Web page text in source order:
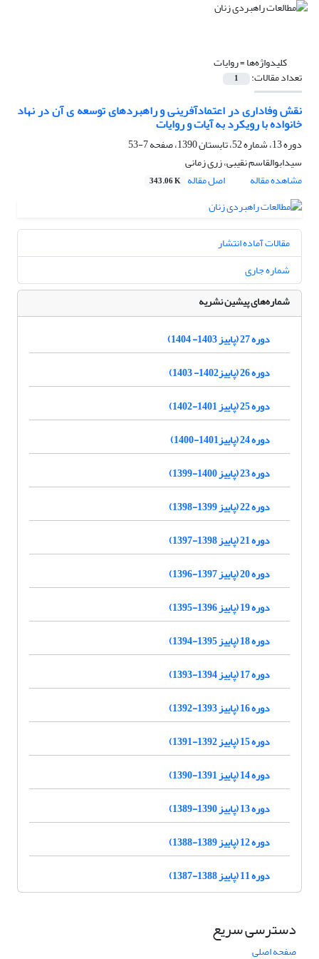
کلیدواژه‌ها =روایات
تعداد مقالات: 1
نقش وفاداری در اعتمادآفرینی و راهبردهای توسعه ی آن در نهاد
خانواده با رویکرد به آیات و روایات
دوره 13، شماره 52، تابستان 1390، صفحه
7-53
سیدابوالقاسم نقیبی، زری زمانی
مشاهده مقاله
اصل مقاله 343.06 K
مقالات آماده انتشار
شماره جاری
شماره‌های پیشین نشریه
دوره 27 (پاییز 1403- 1404)
دوره 26 (پاییز1402- 1403)
دوره 25 (پاییز 1401-1402)
دوره 24 (پاییز1401-1400)
دوره 23 (پاییز 1400-1399)
دوره 22 (پاییز 1399-1398)
دوره 21 (پاییز 1398-1397)
دوره 20 (پاییز 1397-1396)
دوره 19 (پاییز 1396-1395)
دوره 18 (پاییز 1395-1394)
دوره 17 (پاییز 1394-1393)
دوره 16 (پاییز 1393-1392)
دوره 15 (پاییز 1392-1391)
دوره 14 (پاییز 1391-1390)
دوره 13 (پاییز 1390-1389)
دوره 12 (پاییز 1389-1388)
دوره 11 (پاییز 1388-1387)
دسترسی سریع
صفحه اصلی